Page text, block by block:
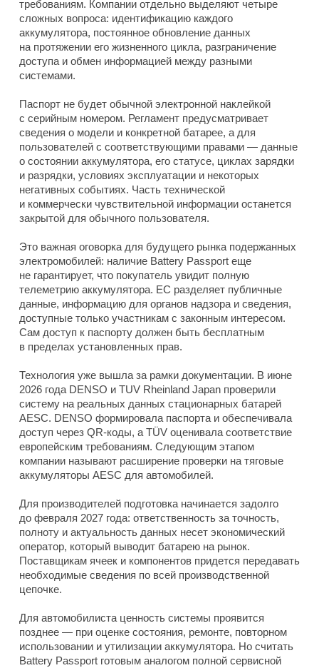
требованиям. Компании отдельно выделяют четыре
сложных вопроса: идентификацию каждого
аккумулятора, постоянное обновление данных
на протяжении его жизненного цикла, разграничение
доступа и обмен информацией между разными
системами.
Паспорт не будет обычной электронной наклейкой
с серийным номером. Регламент предусматривает
сведения о модели и конкретной батарее, а для
пользователей с соответствующими правами — данные
о состоянии аккумулятора, его статусе, циклах зарядки
и разрядки, условиях эксплуатации и некоторых
негативных событиях. Часть технической
и коммерчески чувствительной информации останется
закрытой для обычного пользователя.
Это важная оговорка для будущего рынка подержанных
электромобилей: наличие Battery Passport еще
не гарантирует, что покупатель увидит полную
телеметрию аккумулятора. ЕС разделяет публичные
данные, информацию для органов надзора и сведения,
доступные только участникам с законным интересом.
Сам доступ к паспорту должен быть бесплатным
в пределах установленных прав.
Технология уже вышла за рамки документации. В июне
2026 года DENSO и TUV Rheinland Japan проверили
систему на реальных данных стационарных батарей
AESC. DENSO формировала паспорта и обеспечивала
доступ через QR-коды, а TÜV оценивала соответствие
европейским требованиям. Следующим этапом
компании называют расширение проверки на тяговые
аккумуляторы AESC для автомобилей.
Для производителей подготовка начинается задолго
до февраля 2027 года: ответственность за точность,
полноту и актуальность данных несет экономический
оператор, который выводит батарею на рынок.
Поставщикам ячеек и компонентов придется передавать
необходимые сведения по всей производственной
цепочке.
Для автомобилиста ценность системы проявится
позднее — при оценке состояния, ремонте, повторном
использовании и утилизации аккумулятора. Но считать
Battery Passport готовым аналогом полной сервисной